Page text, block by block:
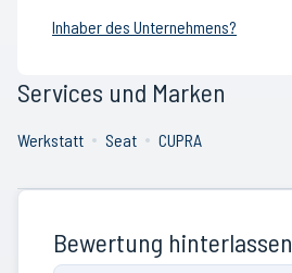
Inhaber des Unternehmens?
Services und Marken
Werkstatt Seat CUPRA
Bewertung hinterlassen